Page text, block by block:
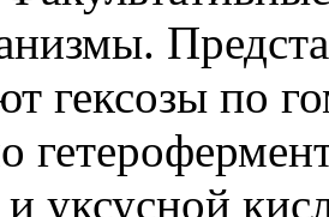
гексозы по
уксусной